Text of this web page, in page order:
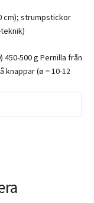
cm); strumpstickor
450-500 g Pernilla från
knappar (ø = 10-12